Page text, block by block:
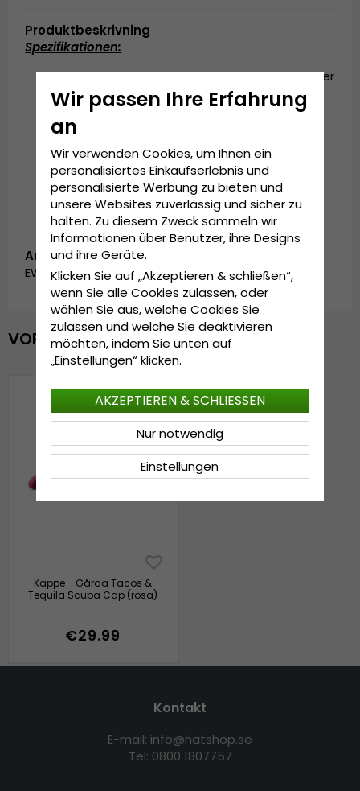
Produktbeskrivning
Spezifikationen:
Hergestellt aus 60% Baumwolle, 40% Polyester
Einheitsgröße
An der Rückseite der Kappe verstellbar.
In China hergestellt
Artikelnummer:
EWB0318205.F5
VOR KURZEM ANGESEHEN
Kappe - Gårda Tacos &
Tequila Scuba Cap (rosa)
€29.99
Kontakt
E-mail: info@hatshop.se
Tel: 0800 1807757
Wir passen Ihre Erfahrung
an
Wir verwenden Cookies, um Ihnen ein
personalisiertes Einkaufserlebnis und
personalisierte Werbung zu bieten und
unsere Websites zuverlässig und sicher zu
halten. Zu diesem Zweck sammeln wir
Informationen über Benutzer, ihre Designs
und ihre Geräte.
Klicken Sie auf „Akzeptieren & schließen“,
wenn Sie alle Cookies zulassen, oder
wählen Sie aus, welche Cookies Sie
zulassen und welche Sie deaktivieren
möchten, indem Sie unten auf
„Einstellungen“ klicken.
Einstellungen
Nur notwendig
AKZEPTIEREN & SCHLIESSEN